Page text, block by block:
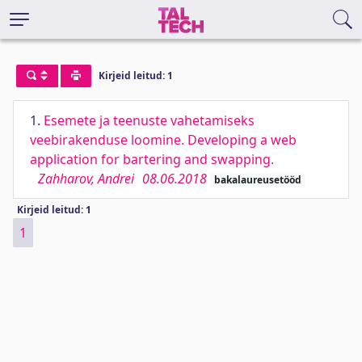
Kirjeid leitud: 1
1. Esemete ja teenuste vahetamiseks
veebirakenduse loomine. Developing a web
application for bartering and swapping.
Zahharov, Andrei 08.06.2018 bakalaureusetööd
Kirjeid leitud: 1
1